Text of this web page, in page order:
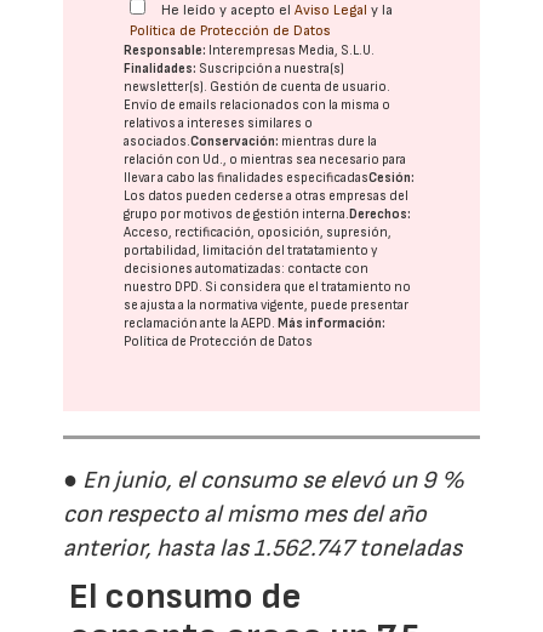
He leído y acepto elAviso Legal y la
Política de Protección de Datos
Responsable: Interempresas Media, S.L.U.
Finalidades: Suscripción a nuestra(s)
newsletter(s). Gestión de cuenta de usuario.
Envío de emails relacionados con la misma o
relativos a intereses similares o
asociados.Conservación: mientras dure la
relación con Ud., o mientras sea necesario para
llevar a cabo las finalidades especificadasCesión:
Los datos pueden cederse a otras empresas del
grupo por motivos de gestión interna. Derechos:
Acceso, rectificación, oposición, supresión,
portabilidad, limitación del tratatamiento y
decisiones automatizadas: contacte con
nuestro DPD. Si considera que el tratamiento no
se ajusta a la normativa vigente, puede presentar
reclamación ante laAEPD. Más información:
Política de Protección de Datos
● En junio, el consumo se elevó un 9 %
con respecto al mismo mes del año
anterior, hasta las 1.562.747 toneladas
El consumo de